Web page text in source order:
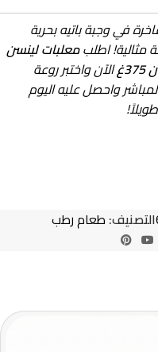
في وجبة باتيه بحرية
مثالية! اطلبمعلبات لينسن
الآن واختبر روعة
واحصل عليه اليوم
التصنيف: طعام رطب